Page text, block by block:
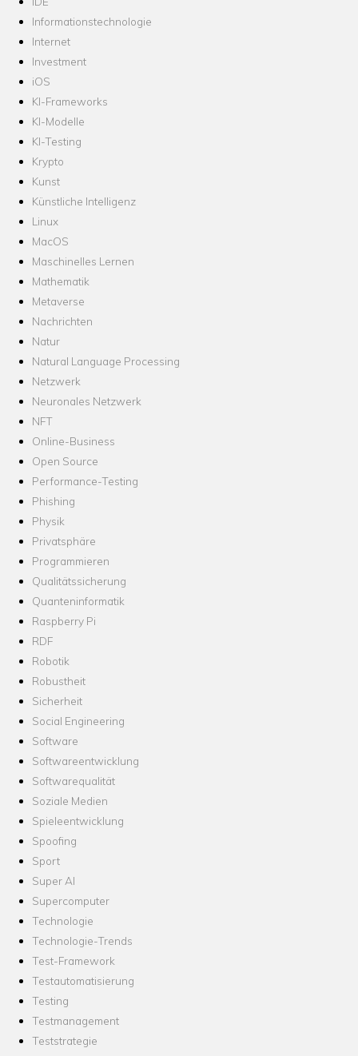
Informationstechnologie
Internet
Investment
iOS
KI-Frameworks
KI-Modelle
KI-Testing
Krypto
Kunst
Künstliche Intelligenz
Linux
MacOS
Maschinelles Lernen
Mathematik
Metaverse
Nachrichten
Natur
Natural Language Processing
Netzwerk
Neuronales Netzwerk
NFT
Online-Business
Open Source
Performance-Testing
Phishing
Physik
Privatsphäre
Programmieren
Qualitätssicherung
Quanteninformatik
Raspberry Pi
RDF
Robotik
Robustheit
Sicherheit
Social Engineering
Software
Softwareentwicklung
Softwarequalität
Soziale Medien
Spieleentwicklung
Spoofing
Sport
Super AI
Supercomputer
Technologie
Technologie-Trends
Test-Framework
Testautomatisierung
Testing
Testmanagement
Teststrategie